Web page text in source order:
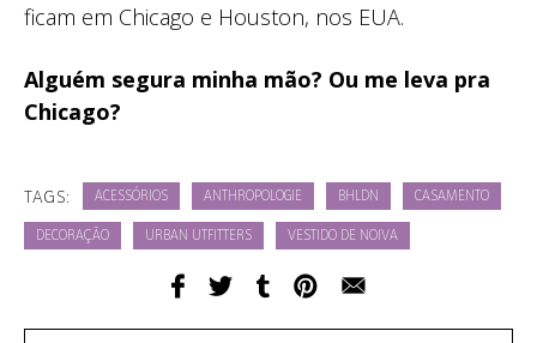
ficam em Chicago e Houston, nos EUA.
Alguém segura minha mão? Ou me leva pra
Chicago?
TAGS: ACESSÓRIOS ANTHROPOLOGIE BHLDN CASAMENTO
DECORAÇÃO URBAN UTFITTERS VESTIDO DE NOIVA